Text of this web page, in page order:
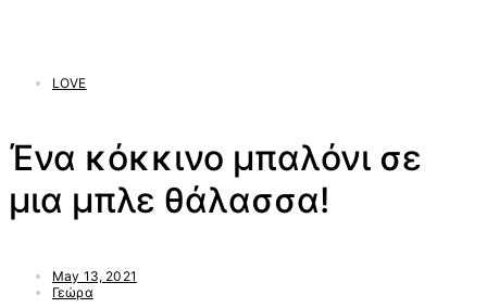
LOVE
Ένα κόκκινο μπαλόνι σε
μια μπλε θάλασσα!
May 13, 2021
Γεώρα